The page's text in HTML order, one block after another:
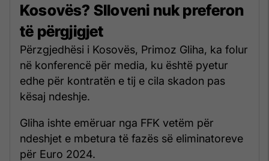
Kosovës? Slloveni nuk preferon
të përgjigjet
Përzgjedhësi i Kosovës, Primoz Gliha, ka folur
në konferencë për media, ku është pyetur
edhe për kontratën e tij e cila skadon pas
kësaj ndeshje.
Gliha ishte emëruar nga FFK vetëm për
ndeshjet e mbetura të fazës së eliminatoreve
për Euro 2024.